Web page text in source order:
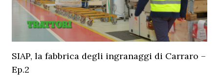
SIAP, la fabbrica degli ingranaggi di Carraro –
Ep.2